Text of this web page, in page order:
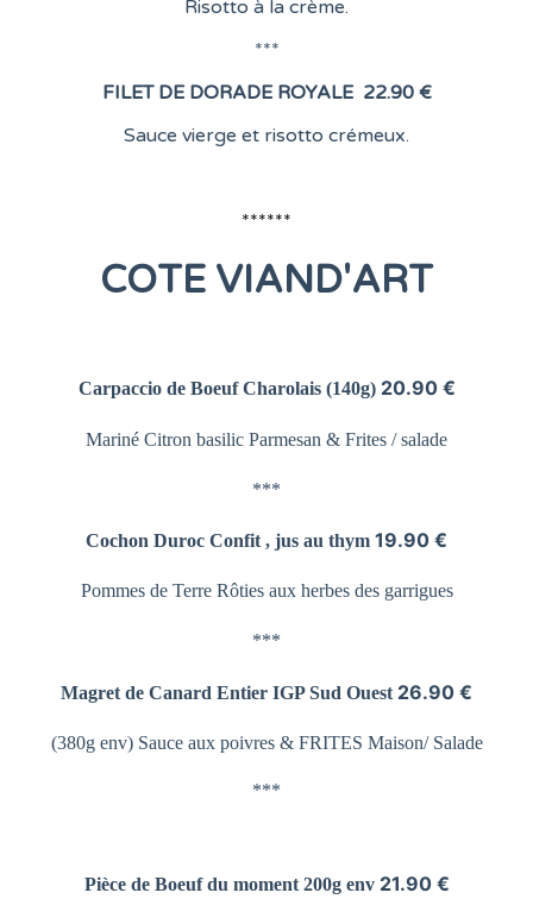
Risotto à la crème.
***
FILET DE DORADE ROYALE 22.90 €
Sauce vierge et risotto crémeux.
******
COTE VIAND'ART
Carpaccio de Boeuf Charolais (140g) 20.90 €
Mariné Citron basilic Parmesan & Frites / salade
***
Cochon Duroc Confit , jus au thym 19.90 €
Pommes de Terre Rôties aux herbes des garrigues
***
Magret de Canard Entier IGP Sud Ouest 26.90 €
(380g env) Sauce aux poivres & FRITES Maison/ Salade
***
Pièce de Boeuf du moment 200g env 21.90 €